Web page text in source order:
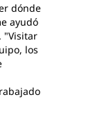
dónde
ayudó
"Visitar
los